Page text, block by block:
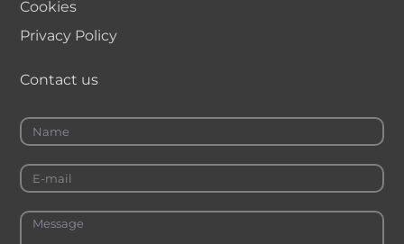
Cookies
Privacy Policy
Contact us